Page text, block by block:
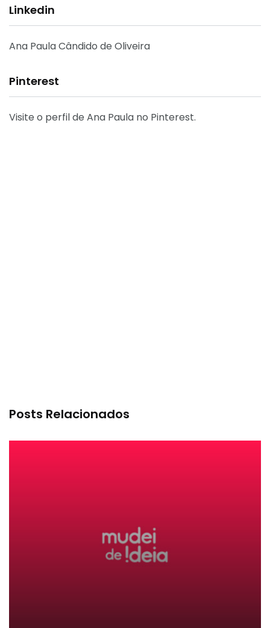
Linkedin
Ana Paula Cândido de Oliveira
Pinterest
Visite o perfil de Ana Paula no Pinterest.
Posts Relacionados